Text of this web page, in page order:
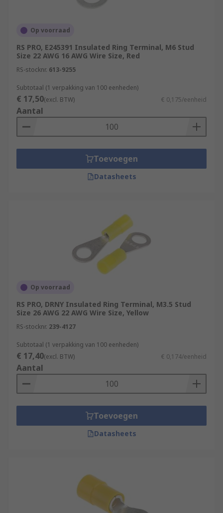
Op voorraad
RS PRO, E245391 Insulated Ring Terminal, M6 Stud
Size 22 AWG 16 AWG Wire Size, Red
RS-stocknr. 613-9255
Subtotaal (1 verpakking van 100 eenheden)
€ 17,50(excl. BTW) € 0,175/eenheid
Aantal
Toevoegen
Datasheets
Op voorraad
RS PRO, DRNY Insulated Ring Terminal, M3.5 Stud
Size 26 AWG 22 AWG Wire Size, Yellow
RS-stocknr. 239-4127
Subtotaal (1 verpakking van 100 eenheden)
€ 17,40(excl. BTW) € 0,174/eenheid
Aantal
Toevoegen
Datasheets